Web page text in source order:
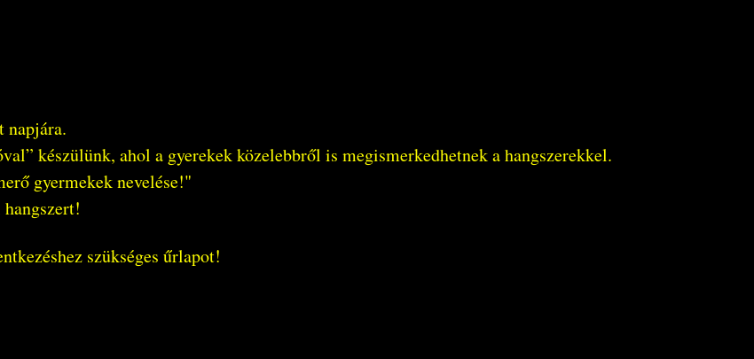
napjára.
készülünk, ahol a gyerekek közelebbről is megismerkedhetnek a hangszerekkel.
gyermekek nevelése!"
szükséges űrlapot!